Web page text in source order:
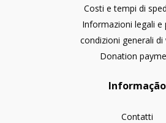
Costi e tempi di
Informazioni legali e
condizioni generali di
Donation
Informação
Contatti